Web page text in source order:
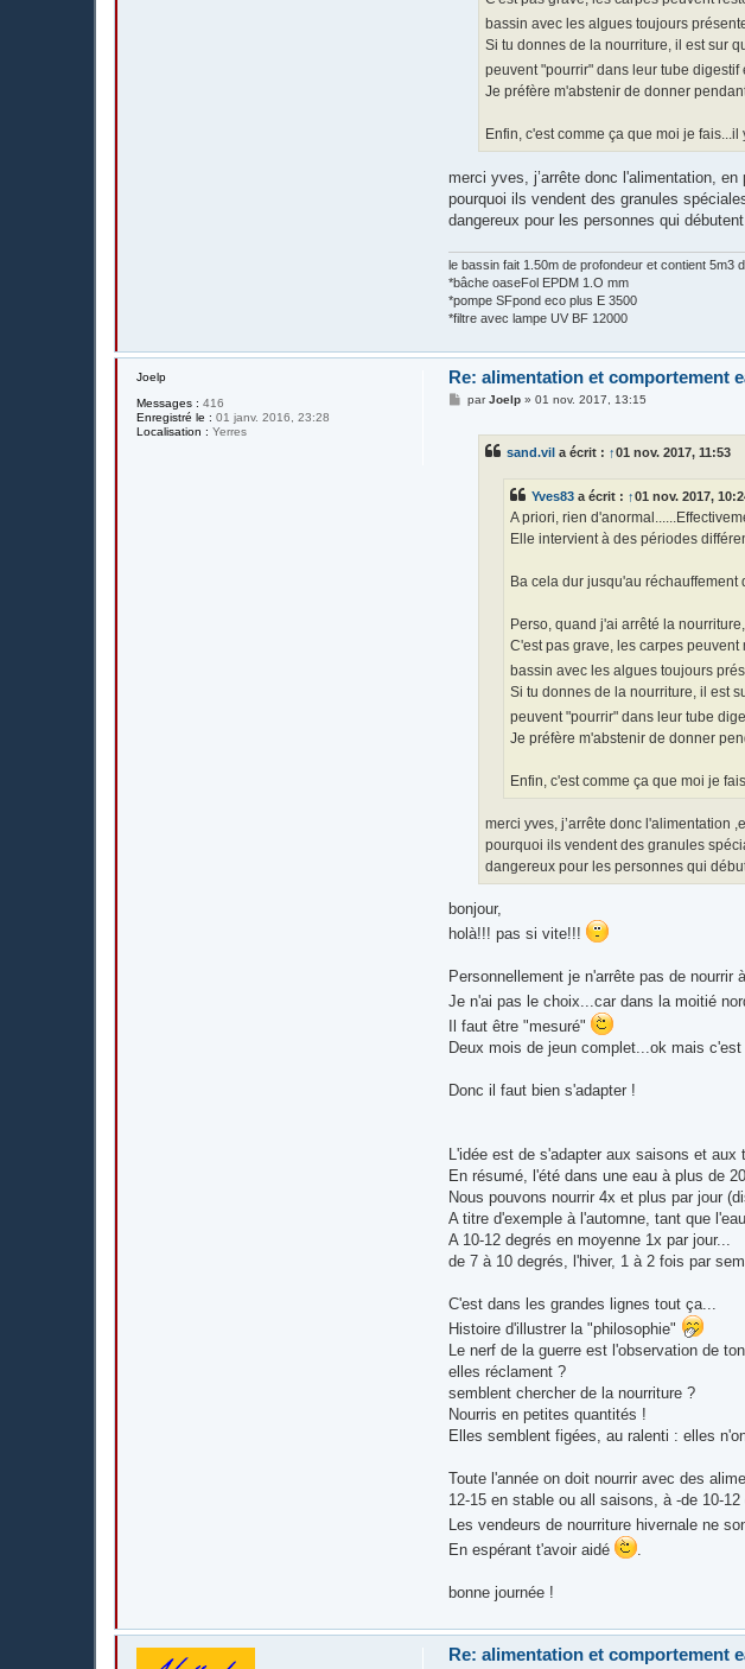
bassin avec les algues toujours
Si tu donnes de la nourriture, il est sur
peuvent "pourrir" dans leur tube
Je préfère m'abstenir de donner
Enfin, c'est comme ça que moi je
merci yves, j’arrête donc l'alimentation,
pourquoi ils vendent des granules
dangereux pour les personnes qui
le bassin fait 1.50m de profondeur et contient 5m3
*bâche oaseFol EPDM 1.O mm
*pompe SFpond eco plus E 3500
*filtre avec lampe UV BF 12000
Joelp
Messages : 416
Enregistré le : 01 janv. 2016, 23:28
Localisation : Yerres
Re: alimentation et comportement
MparJoelp »01 nov. 2017, 13:15
sand.vil a écrit : ↑01 nov. 2017, 11:53
Yves83 a écrit : ↑01 nov. 2017,
A priori, rien
Elle intervient à des périodes
Ba cela dur jusqu'au réchauffement
Perso, quand j'ai arrêté la
C'est pas grave, les carpes
bassin avec les algues toujours
Si tu donnes de la nourriture, il est
peuvent "pourrir" dans leur tube
Je préfère m'abstenir de donner
Enfin, c'est comme ça que moi je
merci yves, j’arrête donc l'alimentation
pourquoi ils vendent des granules
dangereux pour les personnes qui
bonjour,
holà!!! pas si vite!!!
Personnellement je n'arrête pas de nourrir
Je n'ai pas le choix...car dans la moitié
Il faut être "mesuré"
Deux mois de jeun complet...ok mais
Donc il faut bien s'adapter !
L'idée est de s'adapter aux saisons et
En résumé, l'été dans une eau à plus de
Nous pouvons nourrir 4x et plus par jour
A titre d'exemple à l'automne, tant que
A 10-12 degrés en moyenne 1x par jour...
de 7 à 10 degrés, l'hiver, 1 à 2 fois par
C'est dans les grandes lignes tout ça...
Histoire d'illustrer la "philosophie"
Le nerf de la guerre est l'observation de
elles réclament ?
semblent chercher de la nourriture ?
Nourris en petites quantités !
Elles semblent figées, au ralenti : elles
Toute l'année on doit nourrir avec des
12-15 en stable ou all saisons, à -de 10-
Les vendeurs de nourriture hivernale ne
En espérant t'avoir aidé
.
bonne journée !
Re: alimentation et comportement